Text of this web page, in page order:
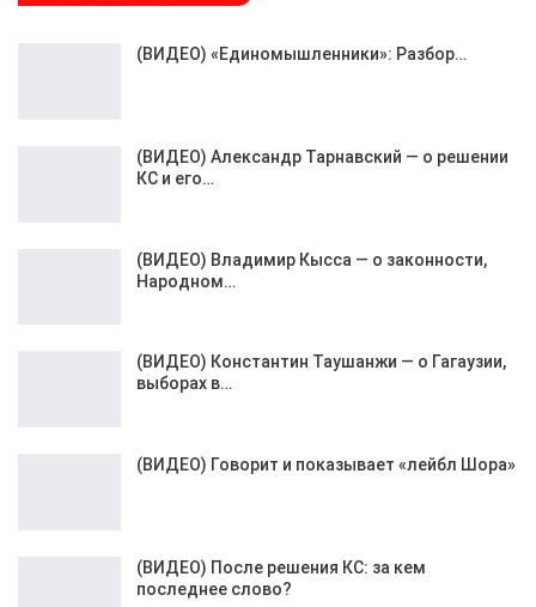
(ВИДЕО) «Единомышленники»: Разбор…
(ВИДЕО) Александр Тарнавский — о решении
КС и его…
(ВИДЕО) Владимир Кысса — о законности,
Народном…
(ВИДЕО) Константин Таушанжи — о Гагаузии,
выборах в…
(ВИДЕО) Говорит и показывает «лейбл Шора»
(ВИДЕО) После решения КС: за кем
последнее слово?